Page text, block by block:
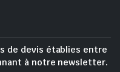
de devis établies entre
à notre newsletter.